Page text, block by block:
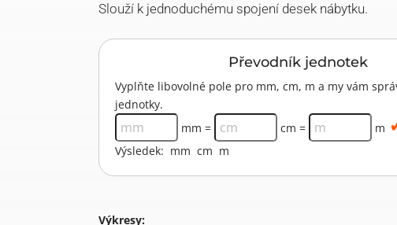
Slouží k jednoduchému spojení desek nábytku.
Převodník jednotek
Vyplňte libovolné pole pro mm, cm, m a my vám
jednotky.
mm =
cm =
m
Výsledek: mm cm m
Výkresy: